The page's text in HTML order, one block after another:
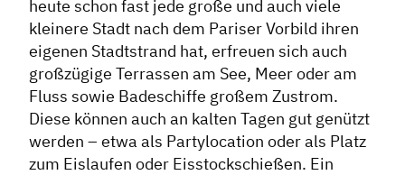
Netzwerkmanagement
Stadtraumgestaltung
Projektmanagement
Contentmanagement
Datenmanagement
Serviceleistungen
heute schon fast jede große und auch viele
kleinere Stadt nach dem Pariser Vorbild ihren
eigenen Stadtstrand hat, erfreuen sich auch
großzügige Terrassen am See, Meer oder am
Fluss sowie Badeschiffe großem Zustrom.
Diese können auch an kalten Tagen gut genützt
werden – etwa als Partylocation oder als Platz
zum Eislaufen oder Eisstockschießen. Ein